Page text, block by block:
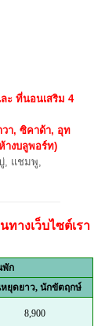
ละ ที่นอนเสริม 4
วา, ซิคาด้า, อุท
างบลูพอร์ท)
, แชมพู,
างเว็บไซต์เรา
พัก
ยุดยาว, นักขัตฤกษ์
8,900